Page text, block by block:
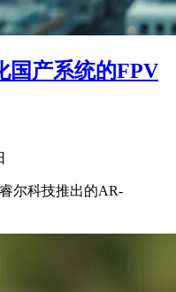
国产系统的FPV
尔科技推出的AR-